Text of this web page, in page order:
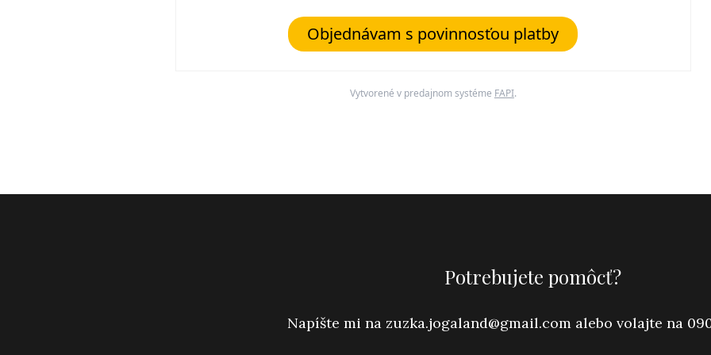
Objednávam s povinnosťou platby
Vytvorené v predajnom systéme FAPI.
Potrebujete pomôcť?
Napíšte mi na zuzka.jogaland@gmail.com alebo volajte na